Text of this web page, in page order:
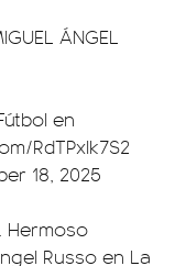
ÁNGEL
en
RdTPxlk7S2
18, 2025
Hermoso
Russo en La